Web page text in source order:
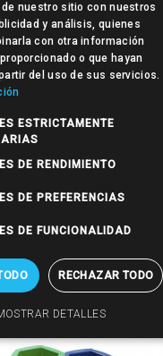
Portasecador
Tonology Color
Balanza
nuestro sitio con nuestros
y análisis, quienes
con otra información
o que hayan
del uso de sus servicios.
ESTRICTAMENTE
DE RENDIMIENTO
DE PREFERENCIAS
DE FUNCIONALIDAD
RECHAZAR TODO
DETALLES